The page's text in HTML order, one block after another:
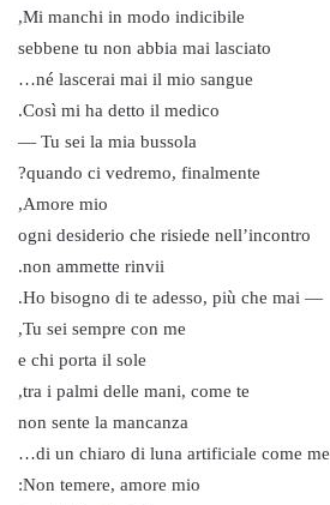
Mi manchi in modo indicibile,
sebbene tu non abbia mai lasciato
né lascerai mai il mio sangue…
Così mi ha detto il medico.
Tu sei la mia bussola —
quando ci vedremo, finalmente?
Amore mio,
ogni desiderio che risiede nell’incontro
non ammette rinvii.
— Ho bisogno di te adesso, più che mai.
Tu sei sempre con me,
e chi porta il sole
tra i palmi delle mani, come te,
non sente la mancanza
di un chiaro di luna artificiale come me…
Non temere, amore mio: